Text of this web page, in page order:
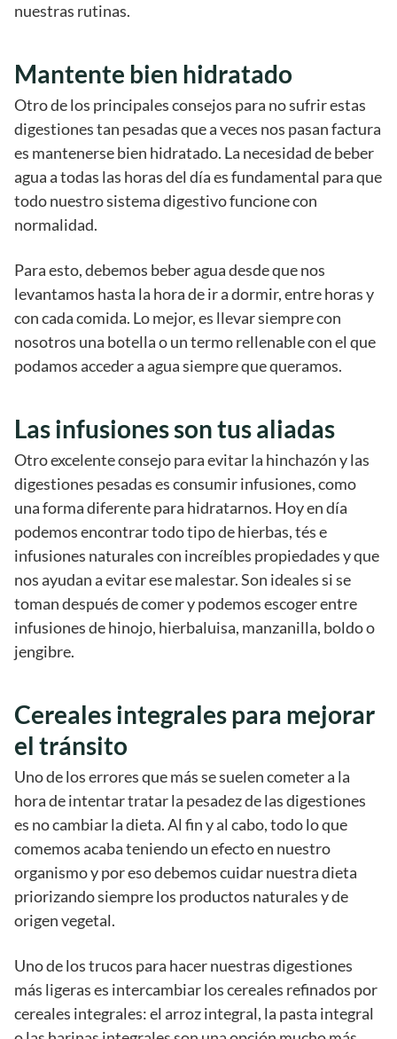
nuestras rutinas.
Mantente bien hidratado
Otro de los principales consejos para no sufrir estas
digestiones tan pesadas que a veces nos pasan factura
es mantenerse bien hidratado. La necesidad de beber
agua a todas las horas del día es fundamental para que
todo nuestro sistema digestivo funcione con
normalidad.
Para esto, debemos beber agua desde que nos
levantamos hasta la hora de ir a dormir, entre horas y
con cada comida. Lo mejor, es llevar siempre con
nosotros una botella o un termo rellenable con el que
podamos acceder a agua siempre que queramos.
Las infusiones son tus aliadas
Otro excelente consejo para evitar la hinchazón y las
digestiones pesadas es consumir infusiones, como
una forma diferente para hidratarnos. Hoy en día
podemos encontrar todo tipo de hierbas, tés e
infusiones naturales con increíbles propiedades y que
nos ayudan a evitar ese malestar. Son ideales si se
toman después de comer y podemos escoger entre
infusiones de hinojo, hierbaluisa, manzanilla, boldo o
jengibre.
Cereales integrales para mejorar
el tránsito
Uno de los errores que más se suelen cometer a la
hora de intentar tratar la pesadez de las digestiones
es no cambiar la dieta. Al fin y al cabo, todo lo que
comemos acaba teniendo un efecto en nuestro
organismo y por eso debemos cuidar nuestra dieta
priorizando siempre los productos naturales y de
origen vegetal.
Uno de los trucos para hacer nuestras digestiones
más ligeras es intercambiar los cereales refinados por
cereales integrales: el arroz integral, la pasta integral